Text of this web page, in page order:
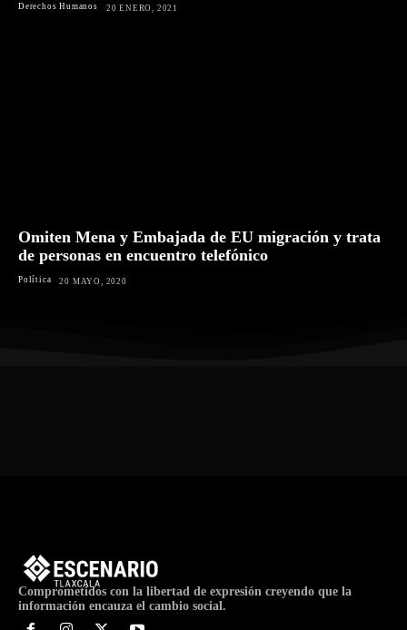
Derechos Humanos 20 ENERO, 2021
Omiten Mena y Embajada de EU migración y trata
de personas en encuentro telefónico
Política 20 MAYO, 2020
Comprometidos con la libertad de expresión creyendo que la
información encauza el cambio social.